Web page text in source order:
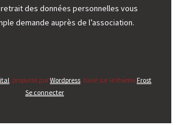
des données personnelles vous
demande auprès de l’association.
, propulsé parWordpress , basé sur le thème Frost.
Se connecter